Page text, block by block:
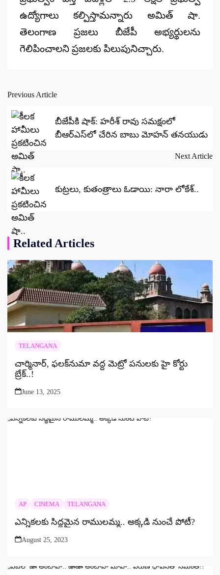
ఉద్యోగాలు కల్పిస్తామన్నారు అమిత్ షా.
తెలంగాణ ప్రజలు బీజేపీ అభ్యర్థులను
గెలిపించాలని ప్రజలకు పిలుపునిచ్చారు.
Post
navigation
Previous Article
బీజేపీకి షాక్: హరీశ్ రావు సమక్షంలో
బీఆర్ఎస్‌లో చేరిన బాబు మోహన్ తనయుడు
Next Article
కుట్రలు, కుతంత్రాలు ఓడాయి: నారా లోకేశ్..
Related Articles
TELANGANA
చార్మినార్, ఫలక్‌నుమా వద్ద మెట్రో పనులకు హై కోర్టు
బ్రేక్..!
June 13, 2025
AP CINEMA TELANGANA
ఎన్నికలకు సిద్ధమైన రాములమ్మ.. అక్కడి నుంచే పోటీ?
August 25, 2023